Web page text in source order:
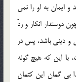
ایمان به او را نمی
دوستدار انکار و ردّ
و دینی باشد، پس در
با این که هیچ گونه
بی گمان این کتمان